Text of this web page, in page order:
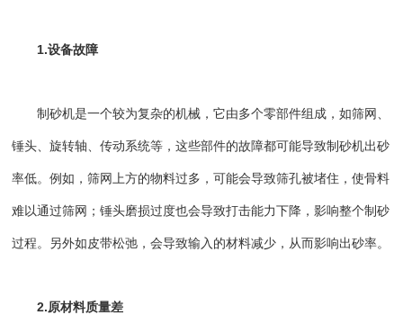
1.设备故障
制砂机是一个较为复杂的机械，它由多个零部件组成，如筛网、
锤头、旋转轴、传动系统等，这些部件的故障都可能导致制砂机出砂
率低。例如，筛网上方的物料过多，可能会导致筛孔被堵住，使骨料
难以通过筛网；锤头磨损过度也会导致打击能力下降，影响整个制砂
过程。另外如皮带松弛，会导致输入的材料减少，从而影响出砂率。
2.原材料质量差